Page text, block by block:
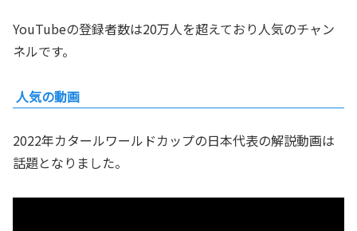
YouTubeの登録者数は20万人を超えており人気のチャン
ネルです。
人気の動画
2022年カタールワールドカップの日本代表の解説動画は
話題となりました。